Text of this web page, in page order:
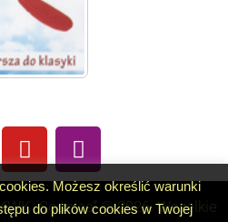
„Sośnica” © 2026. Wszelkie
Możesz określić warunki
do plików cookies w Twojej